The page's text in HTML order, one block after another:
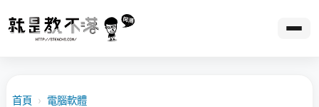
首頁 › 電腦軟體